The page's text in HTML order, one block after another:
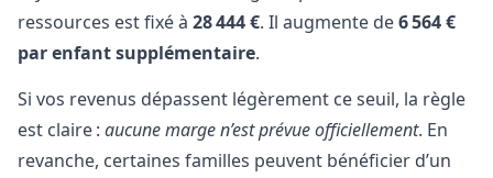
ressources est fixé à 28 444 €. Il augmente de6 564 €
par enfant supplémentaire.
Si vos revenus dépassent légèrement ce seuil, la règle
est claire : aucune marge n’est prévue officiellement. En
revanche, certaines familles peuvent bénéficier d’un